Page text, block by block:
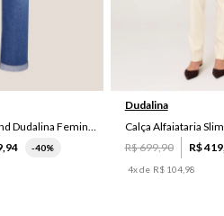
44
Calça Jeans Boyfriend Dudalina Feminina
, 94 -40%
44
Dudalina
R$699,90 R$419,
4x de R$ 104, 98